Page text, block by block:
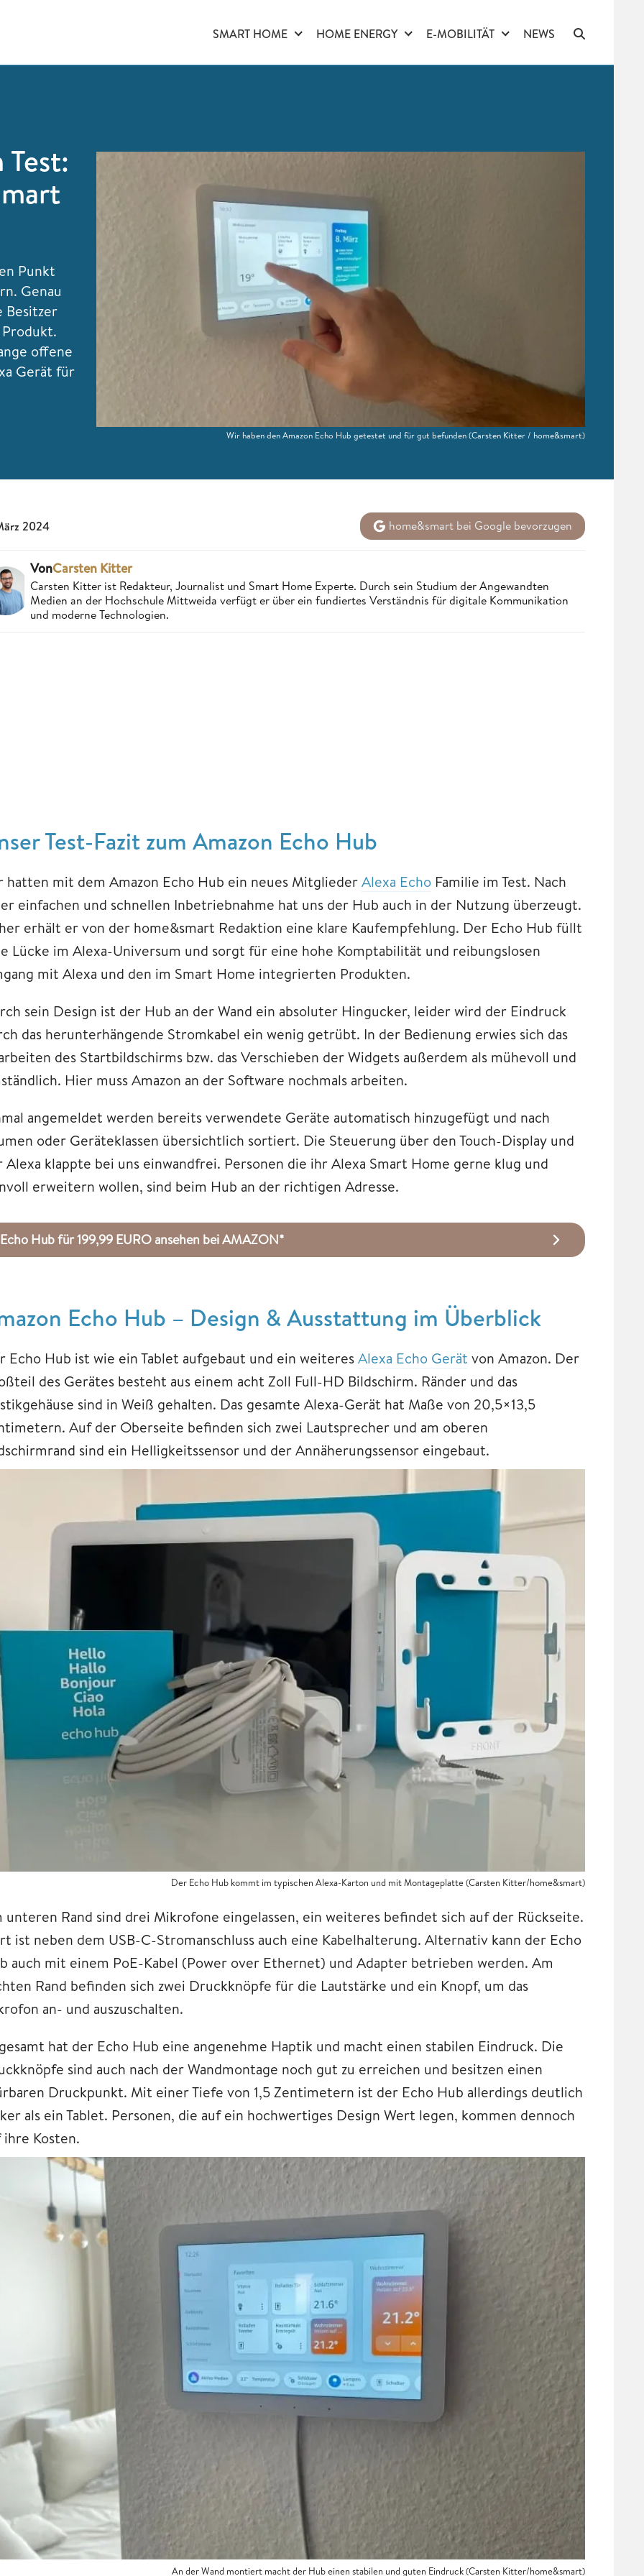
SMART HOME HOME ENERGY E-MOBILITÄT NEWS
Punkt
Genau
Besitzer
offene
Gerät für
Wir haben den Amazon Echo Hub getestet und für gut befunden(Carsten Kitter / home&smart)
2024 home&smart bei Google bevorzugen
VonCarsten Kitter
Carsten Kitter ist Redakteur, Journalist und Smart Home Experte. Durch sein Studium der Angewandten
Medien an der Hochschule Mittweida verfügt er über ein fundiertes Verständnis für digitale Kommunikation
und moderne Technologien.
Test-Fazit zum Amazon Echo Hub
hatten mit dem Amazon Echo Hub ein neues MitgliederAlexa Echo Familie im Test. Nach
einfachen und schnellen Inbetriebnahme hat uns der Hub auch in der Nutzung überzeugt.
erhält er von der home&smart Redaktion eine klare Kaufempfehlung. Der Echo Hub füllt
Lücke im Alexa-Universum und sorgt für eine hohe Komptabilität und reibungslosen
mit Alexa und den im Smart Home integrierten Produkten.
sein Design ist der Hub an der Wand ein absoluter Hingucker, leider wird der Eindruck
das herunterhängende Stromkabel ein wenig getrübt. In der Bedienung erwies sich das
des Startbildschirms bzw. das Verschieben der Widgets außerdem als mühevoll und
Hier muss Amazon an der Software nochmals arbeiten.
angemeldet werden bereits verwendete Geräte automatisch hinzugefügt und nach
oder Geräteklassen übersichtlich sortiert. Die Steuerung über den Touch-Display und
Alexa klappte bei uns einwandfrei. Personen die ihr Alexa Smart Home gerne klug und
erweitern wollen, sind beim Hub an der richtigen Adresse.
Echo Hub für 199,99 EURO ansehen bei AMAZON*
Echo Hub – Design & Ausstattung im Überblick
Echo Hub ist wie ein Tablet aufgebaut und ein weiteresAlexa Echo Gerät von Amazon. Der
des Gerätes besteht aus einem acht Zoll Full-HD Bildschirm. Ränder und das
sind in Weiß gehalten. Das gesamte Alexa-Gerät hat Maße von 20,5×13,5
Auf der Oberseite befinden sich zwei Lautsprecher und am oberen
sind ein Helligkeitssensor und der Annäherungssensor eingebaut.
Der Echo Hub kommt im typischen Alexa-Karton und mit Montageplatte (Carsten Kitter/home&smart)
unteren Rand sind drei Mikrofone eingelassen, ein weiteres befindet sich auf der Rückseite.
ist neben dem USB-C-Stromanschluss auch eine Kabelhalterung. Alternativ kann der Echo
auch mit einem PoE-Kabel (Power over Ethernet) und Adapter betrieben werden. Am
Rand befinden sich zwei Druckknöpfe für die Lautstärke und ein Knopf, um das
an- und auszuschalten.
hat der Echo Hub eine angenehme Haptik und macht einen stabilen Eindruck. Die
sind auch nach der Wandmontage noch gut zu erreichen und besitzen einen
Druckpunkt. Mit einer Tiefe von 1,5 Zentimetern ist der Echo Hub allerdings deutlich
als ein Tablet. Personen, die auf ein hochwertiges Design Wert legen, kommen dennoch
ihre Kosten.
An der Wand montiert macht der Hub einen stabilen und guten Eindruck (Carsten Kitter/home&smart)